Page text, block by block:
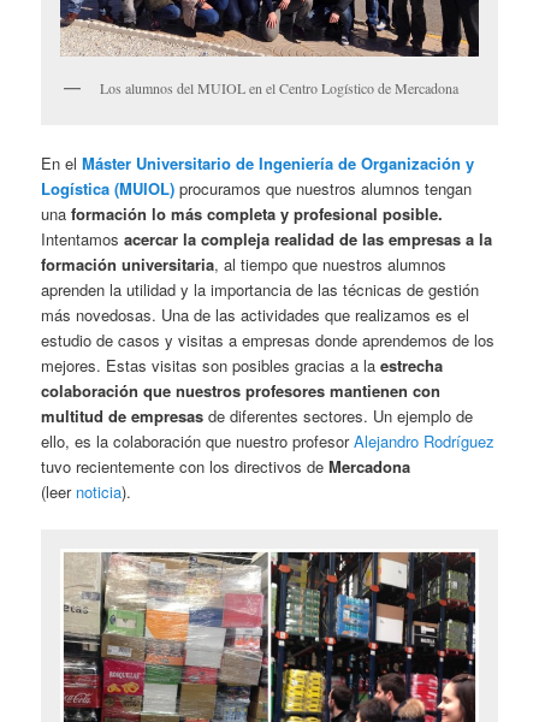
Los alumnos del MUIOL en el Centro Logístico de Mercadona
En elMáster Universitario de Ingeniería de Organización y
Logística (MUIOL) procuramos que nuestros alumnos tengan
unaformación lo más completa y profesional posible.
Intentamosacercar la compleja realidad de las empresas a la
formación universitaria, al tiempo que nuestros alumnos
aprenden la utilidad y la importancia de las técnicas de gestión
más novedosas. Una de las actividades que realizamos es el
estudio de casos y visitas a empresas donde aprendemos de los
mejores. Estas visitas son posibles gracias a laestrecha
colaboración que nuestros profesores mantienen con
multitud de empresas de diferentes sectores. Un ejemplo de
ello, es la colaboración que nuestro profesorAlejandro Rodríguez
tuvo recientemente con los directivos deMercadona
(leer noticia).